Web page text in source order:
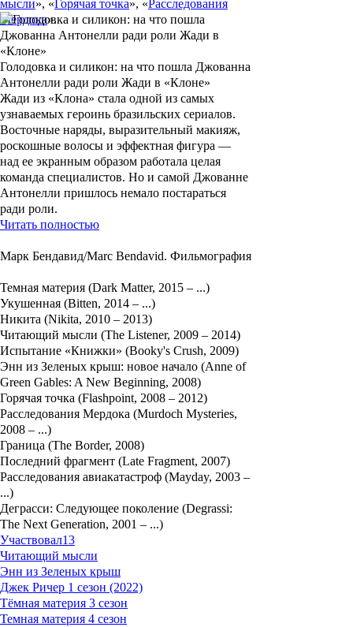
мысли», «Горячая точка», «Расследования
Мердока».
Голодовка и силикон: на что пошла Джованна
Антонелли ради роли Жади в «Клоне»
Жади из «Клона» стала одной из самых
узнаваемых героинь бразильских сериалов.
Восточные наряды, выразительный макияж,
роскошные волосы и эффектная фигура —
над ее экранным образом работала целая
команда специалистов. Но и самой Джованне
Антонелли пришлось немало постараться
ради роли.
Читать полностью
Марк Бендавид/Marc Bendavid. Фильмография
Темная материя (Dark Matter, 2015 – ...)
Укушенная (Bitten, 2014 – ...)
Никита (Nikita, 2010 – 2013)
Читающий мысли (The Listener, 2009 – 2014)
Испытание «Книжки» (Booky's Crush, 2009)
Энн из Зеленых крыш: новое начало (Anne of
Green Gables: A New Beginning, 2008)
Горячая точка (Flashpoint, 2008 – 2012)
Расследования Мердока (Murdoch Mysteries,
2008 – ...)
Граница (The Border, 2008)
Последний фрагмент (Late Fragment, 2007)
Расследования авиакатастроф (Mayday, 2003 –
...)
Деграсси: Следующее поколение (Degrassi:
The Next Generation, 2001 – ...)
Участвовал13
Читающий мысли
Энн из Зеленых крыш
Джек Ричер 1 сезон (2022)
Тёмная материя 3 сезон
Темная материя 4 сезон